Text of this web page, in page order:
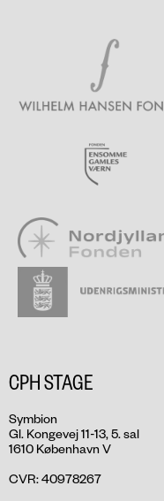
CPH STAGE
Symbion
Gl. Kongevej 11-13, 5. sal
1610 København V
CVR: 40978267